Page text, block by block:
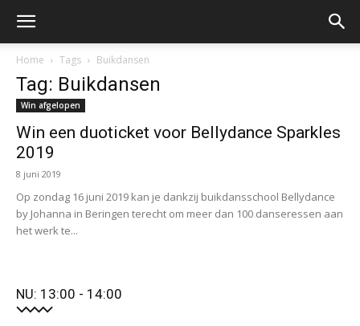
Home Tags Buikdansen
Tag: Buikdansen
Win afgelopen
Win een duoticket voor Bellydance Sparkles
2019
8 juni 2019
Op zondag 16 juni 2019 kan je dankzij buikdansschool Bellydance
by Johanna in Beringen terecht om meer dan 100 danseressen aan
het werk te...
NU: 13:00 - 14:00